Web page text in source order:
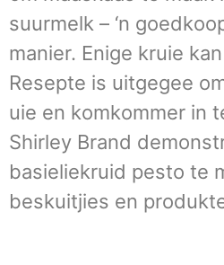
suurmelk – ‘n
manier. Enige kruie
Resepte is uitgegee
uie en komkommer in
Shirley Brand
basieliekruid pesto te
beskuitjies en